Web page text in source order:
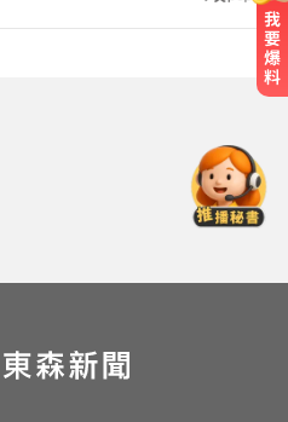
股務自辦
！限縮出生公民